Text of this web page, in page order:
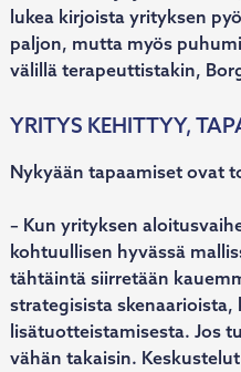
lukea kirjoista yrityksen
paljon, mutta myös
välillä terapeuttistakin,
YRITYS KEHITTYY,
Nykyään tapaamiset ovat
– Kun yrityksen
kohtuullisen hyvässä
tähtäintä siirretään
strategisista
lisätuotteistamisesta. Jos
vähän takaisin.